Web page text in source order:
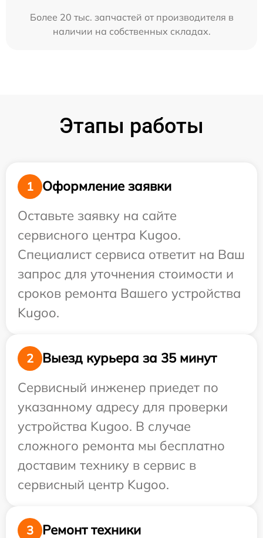
Более 20 тыс. запчастей от производителя в
наличии на собственных складах.
Этапы работы
1
Оформление заявки
Оставьте заявку на сайте
сервисного центра Kugoo.
Специалист сервиса ответит на Ваш
запрос для уточнения стоимости и
сроков ремонта Вашего устройства
Kugoo.
2
Выезд курьера за 35 минут
Сервисный инженер приедет по
указанному адресу для проверки
устройства Kugoo. В случае
сложного ремонта мы бесплатно
доставим технику в сервис в
сервисный центр Kugoo.
3 Ремонт техники